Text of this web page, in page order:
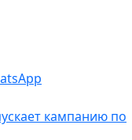
кампанию по